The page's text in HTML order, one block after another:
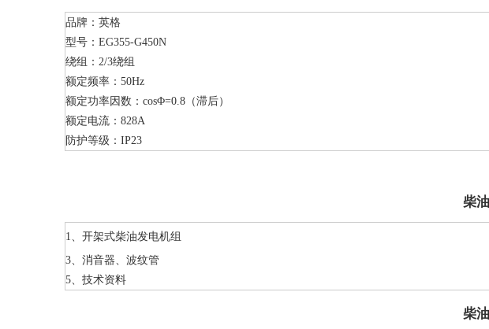
品牌：英格
型号：EG355-G450N
绕组：2/3绕组
额定频率：50Hz
额定功率因数：cosΦ=0.8（滞后）
额定电流：828A
防护等级：IP23
柴
1、开架式柴油发电机组
3、消音器、波纹管
5、技术资料
柴